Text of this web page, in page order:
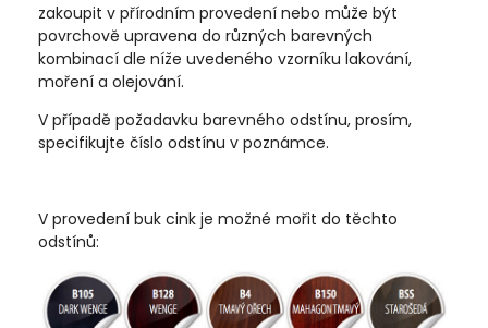
zakoupit v přírodním provedení nebo může být
povrchově upravena do různých barevných
kombinací dle níže uvedeného vzorníku lakování,
moření a olejování.
V případě požadavku barevného odstínu, prosím,
specifikujte číslo odstínu v poznámce.
V provedení buk cink je možné mořit do těchto
odstínů: